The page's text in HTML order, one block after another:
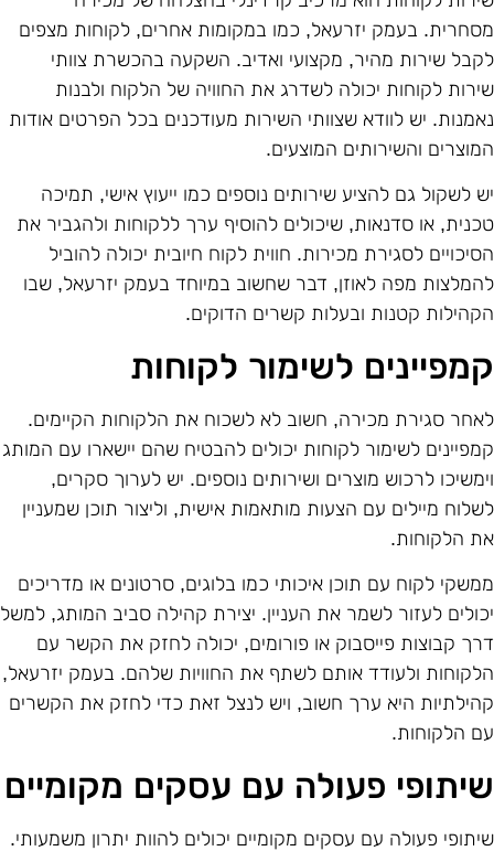
בעמק יזרעאל, כמו במקומות אחרים, לקוחות מצפים
שירות מהיר, מקצועי ואדיב. השקעה בהכשרת צוותי
לקוחות יכולה לשדרג את החוויה של הלקוח ולבנות
יש לוודא שצוותי השירות מעודכנים בכל הפרטים אודות
והשירותים המוצעים.
לשקול גם להציע שירותים נוספים כמו ייעוץ אישי, תמיכה
או סדנאות, שיכולים להוסיף ערך ללקוחות ולהגביר את
לסגירת מכירות. חווית לקוח חיובית יכולה להוביל
מפה לאוזן, דבר שחשוב במיוחד בעמק יזרעאל, שבו
קטנות ובעלות קשרים הדוקים.
לשימור לקוחות
סגירת מכירה, חשוב לא לשכוח את הלקוחות הקיימים.
לשימור לקוחות יכולים להבטיח שהם יישארו עם המותג
לרכוש מוצרים ושירותים נוספים. יש לערוך סקרים,
מיילים עם הצעות מותאמות אישית, וליצור תוכן שמעניין
הלקוחות.
לקוח עם תוכן איכותי כמו בלוגים, סרטונים או מדריכים
לעזור לשמר את העניין. יצירת קהילה סביב המותג, למשל
קבוצות פייסבוק או פורומים, יכולה לחזק את הקשר עם
ולעודד אותם לשתף את החוויות שלהם. בעמק יזרעאל,
היא ערך חשוב, ויש לנצל זאת כדי לחזק את הקשרים
הלקוחות.
פעולה עם עסקים מקומיים
פעולה עם עסקים מקומיים יכולים להוות יתרון משמעותי.